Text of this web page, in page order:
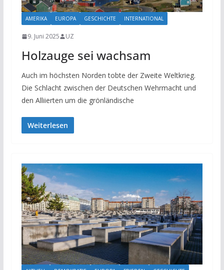
AMERIKA EUROPA GESCHICHTE INTERNATIONAL
9. Juni 2025 UZ
Holzauge sei wachsam
Auch im höchsten Norden tobte der Zweite Weltkrieg.
Die Schlacht zwischen der Deutschen Wehrmacht und
den Alliierten um die grönländische
Weiterlesen